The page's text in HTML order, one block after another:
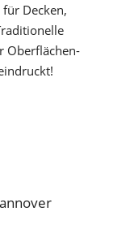
Decken,
Oberflächen­